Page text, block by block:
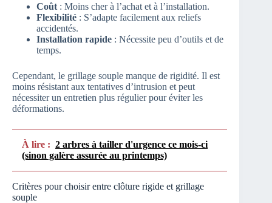
Coût : Moins cher à l’achat et à l’installation.
Flexibilité : S’adapte facilement aux reliefs
accidentés.
Installation rapide : Nécessite peu d’outils et de
temps.
Cependant, le grillage souple manque de rigidité. Il est
moins résistant aux tentatives d’intrusion et peut
nécessiter un entretien plus régulier pour éviter les
déformations.
À lire : 2 arbres à tailler d'urgence ce mois-ci
(sinon galère assurée au printemps)
Critères pour choisir entre clôture rigide et grillage
souple